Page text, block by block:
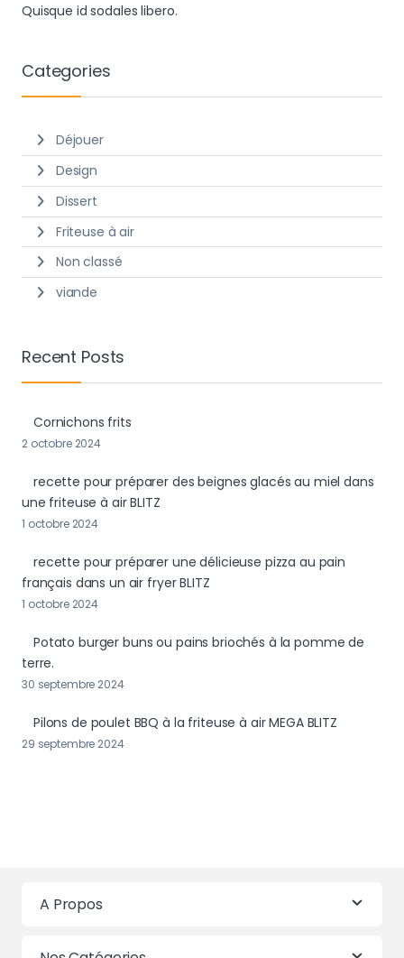
Quisque id sodales libero.
Categories
Déjouer
Design
Dissert
Friteuse à air
Non classé
viande
Recent Posts
Cornichons frits
2 octobre 2024
recette pour préparer des beignes glacés au miel dans
une friteuse à air BLITZ
1 octobre 2024
recette pour préparer une délicieuse pizza au pain
français dans un air fryer BLITZ
1 octobre 2024
Potato burger buns ou pains briochés à la pomme de
terre.
30 septembre 2024
Pilons de poulet BBQ à la friteuse à air MEGA BLITZ
29 septembre 2024
A Propos